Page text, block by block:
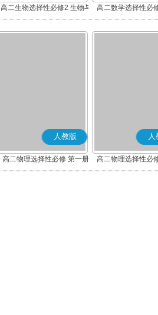
高二生物选择性必修2 生物与
环境
高二数学选择性必
(A版)
人教版
高二物理选择性必修 第一册
人
高二物理选择性必